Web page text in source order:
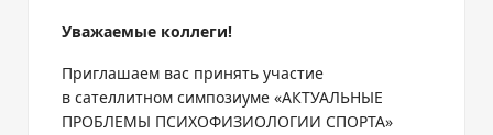
Уважаемые коллеги!
Приглашаем вас принять участие
в сателлитном симпозиуме «АКТУАЛЬНЫЕ
ПРОБЛЕМЫ ПСИХОФИЗИОЛОГИИ СПОРТА»